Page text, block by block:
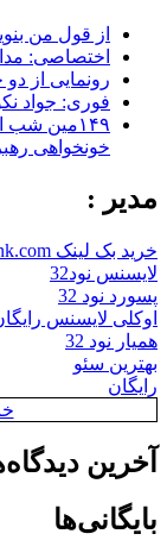
از قول من
اختصاصی:
رونمایی از
فوری: جواد
۱۴۹مین
خونخواهی
مدیر :
خرید بک لینک behtarinbacklink.com
لایسنس نود32
پسورد نود 32
اوکلی لایسنس رایگان
همیار نود 32
بهترین سئو
رایگان
آخرین
بایگانی‌ها